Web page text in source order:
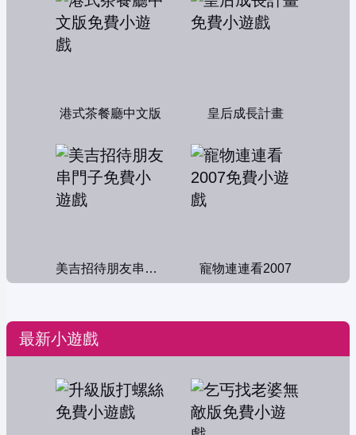
港式茶餐廳中文版 皇后成長計畫
美吉招待朋友串門子 寵物連連看2007
最新小遊戲